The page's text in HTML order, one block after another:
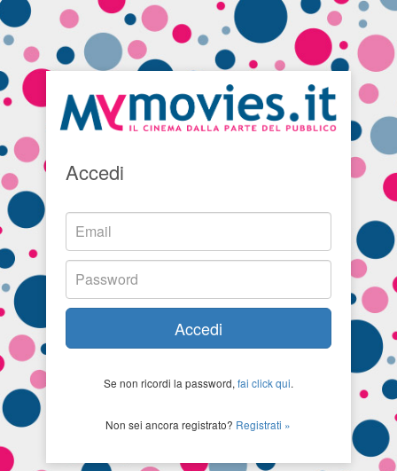
Accedi
Accedi
Se non ricordi la password, fai click qui.
Non sei ancora registrato? Registrati »